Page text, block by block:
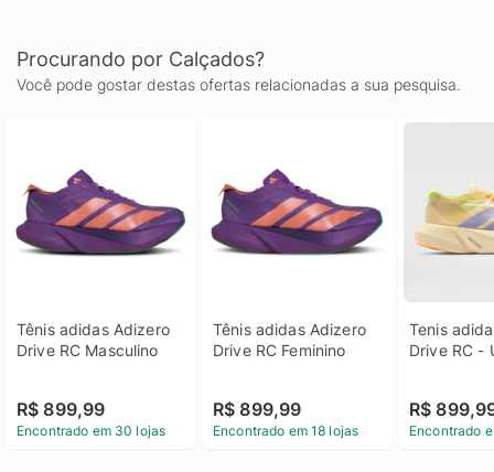
Procurando por Calçados?
Você pode gostar destas ofertas relacionadas a sua pesquisa.
Tênis adidas Adizero
Drive RC Masculino
R$ 899,99
Encontrado em 30 lojas
Tênis adidas Adizero
Drive RC Feminino
R$ 899,99
Encontrado em 18 lojas
Tenis
Drive RC -
R$
Encontrado